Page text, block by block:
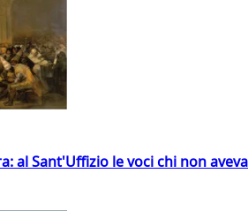
al Sant'Uffizio le voci chi non